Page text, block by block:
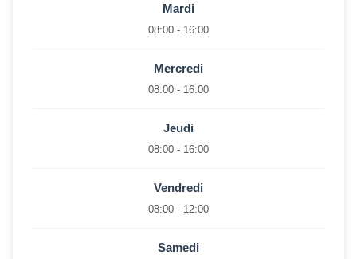
Mardi
08:00 - 16:00
Mercredi
08:00 - 16:00
Jeudi
08:00 - 16:00
Vendredi
08:00 - 12:00
Samedi